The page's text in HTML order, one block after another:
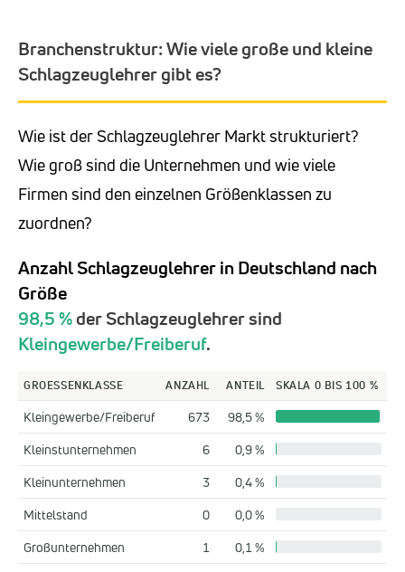
Branchenstruktur: Wie viele große und kleine
Schlagzeuglehrer gibt es?
Wie ist der Schlagzeuglehrer Markt strukturiert?
Wie groß sind die Unternehmen und wie viele
Firmen sind den einzelnen Größenklassen zu
zuordnen?
Anzahl Schlagzeuglehrer in Deutschland nach
Größe
98,5 %der Schlagzeuglehrer sind
Kleingewerbe/Freiberuf.
GROESSENKLASSE ANZAHL ANTEIL SKALA 0 BIS 100 %
Kleingewerbe/Freiberuf 673
98,5 %
Kleinstunternehmen
6
0,9 %
Kleinunternehmen
3
0,4 %
Mittelstand
0
0,0 %
Großunternehmen
1
0,1 %